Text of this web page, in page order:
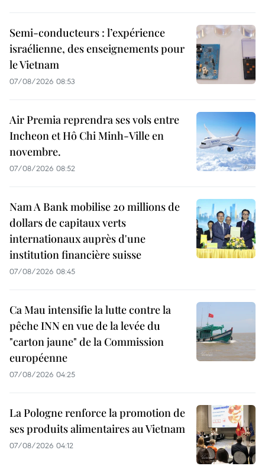
Semi-conducteurs : l’expérience
israélienne, des enseignements pour
le Vietnam
07/08/2026 08:53
Air Premia reprendra ses vols entre
Incheon et Hô Chi Minh-Ville en
novembre.
07/08/2026 08:52
Nam A Bank mobilise 20 millions de
dollars de capitaux verts
internationaux auprès d'une
institution financière suisse
07/08/2026 08:45
Ca Mau intensifie la lutte contre la
pêche INN en vue de la levée du
"carton jaune" de la Commission
européenne
07/08/2026 04:25
La Pologne renforce la promotion de
ses produits alimentaires au Vietnam
07/08/2026 04:12